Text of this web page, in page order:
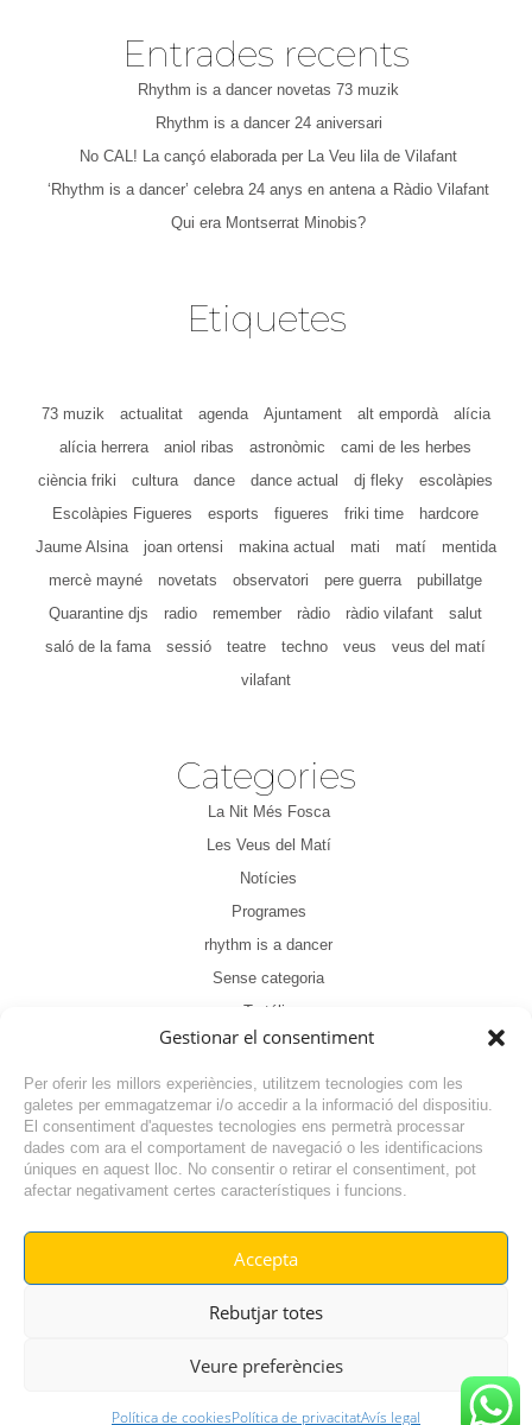
Gestionar el consentiment
Per oferir les millors experiències, utilitzem tecnologies com les
galetes per emmagatzemar i/o accedir a la informació del dispositiu.
El consentiment d'aquestes tecnologies ens permetrà processar
dades com ara el comportament de navegació o les identificacions
úniques en aquest lloc. No consentir o retirar el consentiment, pot
afectar negativament certes característiques i funcions.
Accepta
Rebutjar totes
Veure preferències
Política de cookiesPolítica de privacitatAvís legal
Entrades recents
Rhythm is a dancer novetas 73 muzik
Rhythm is a dancer 24 aniversari
No CAL! La cançó elaborada per La Veu lila de Vilafant
‘Rhythm is a dancer’ celebra 24 anys en antena a Ràdio Vilafant
Qui era Montserrat Minobis?
Etiquetes
73 muzik actualitat agenda Ajuntament alt empordà
alícia
alícia herrera
aniol ribas astronòmic
cami de les herbes
ciència friki
cultura dance dance actual dj fleky
escolàpies
Escolàpies Figueres
esports figueres friki time
hardcore
Jaume Alsina
joan ortensi makina actual mati matí
mentida
mercè mayné
novetats observatori pere guerra
pubillatge
Quarantine djs
radio remember ràdio ràdio vilafant
salut
saló de la fama
sessió teatre techno veus
veus del matí
vilafant
Categories
La Nit Més Fosca
Les Veus del Matí
Notícies
Programes
rhythm is a dancer
Sense categoria
Tertúlia
NOTÍCIA ANTERIOR
NOTÍCIA SEGÜENT
© RADIO VILAFANT 2024
|AVÍS LEGAL|POLÍTICA DE PRIVACITAT